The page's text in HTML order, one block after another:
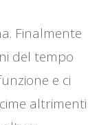
Finalmente
del tempo
e ci
altrimenti